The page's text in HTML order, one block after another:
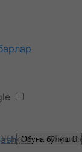
ЖаҳонОбуна бўлиш